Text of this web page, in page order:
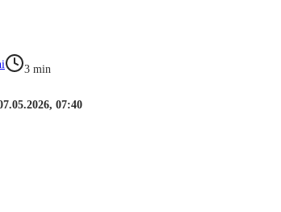
3 min
07:40